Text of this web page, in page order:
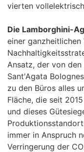
vierten
Die Lamborghini-
einer ganzheitlichen
Ansatz, der von
Sant'Agata
zu den Büros alles
Fläche, die seit
und dieses
immer in Anspruch
Verringerung der